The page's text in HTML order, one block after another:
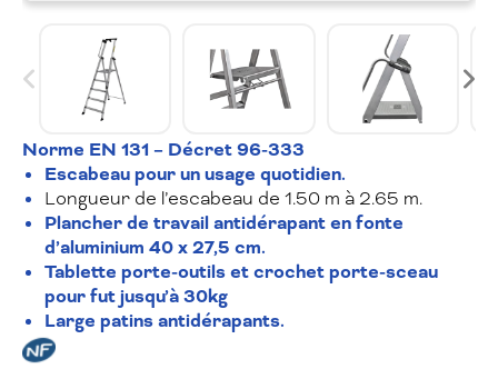
Norme EN 131 – Décret 96-333
Escabeau pour un usage quotidien.
Longueur de l’escabeau de 1.50 m à 2.65 m.
Plancher de travail antidérapant en fonte
d’aluminium 40 x 27,5 cm.
Tablette porte-outils et crochet porte-sceau
pour fut jusqu’à 30kg
Large patins antidérapants.